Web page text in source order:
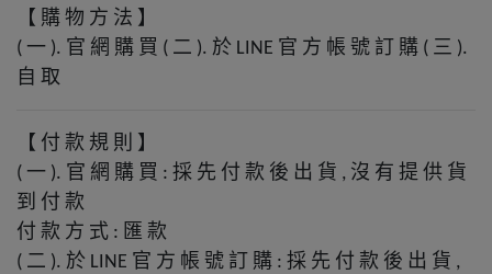
【 購 物 方 法 】
( 一 ). 官 網 購 買 ( 二 ). 於 LINE 官 方 帳 號 訂 購 ( 三 ).
自 取
【 付 款 規 則 】
( 一 ). 官 網 購 買 : 採 先 付 款 後 出 貨 , 沒 有 提 供 貨
到 付 款
付 款 方 式 : 匯 款
( 二 ). 於 LINE 官 方 帳 號 訂 購 : 採 先 付 款 後 出 貨 ,